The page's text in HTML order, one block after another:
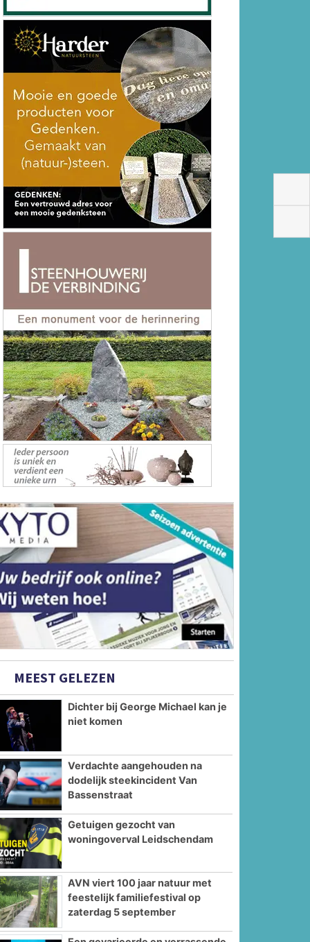
MEEST GELEZEN
Dichter bij George Michael kan je
niet komen
Verdachte aangehouden na
dodelijk steekincident Van
Bassenstraat
Getuigen gezocht van
woningoverval Leidschendam
AVN viert 100 jaar natuur met
feestelijk familiefestival op
zaterdag 5 september